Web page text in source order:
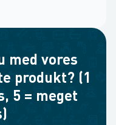
med vores
produkt? (1
5 = meget